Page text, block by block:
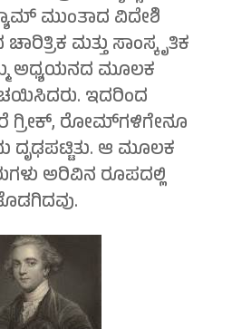
ಮುಂತಾದ ವಿದೇಶಿ
ಮತ್ತು ಸಾಂಸ್ಕೃತಿಕ
ಅಧ್ಯಯನದ ಮೂಲಕ
ಇದರಿಂದ
ಗ್ರೀಕ್, ರೋಮ್‍ಗಳಿಗೇನೂ
ದೃಢಪಟ್ಟಿತು. ಆ ಮೂಲಕ
ಅರಿವಿನ ರೂಪದಲ್ಲಿ